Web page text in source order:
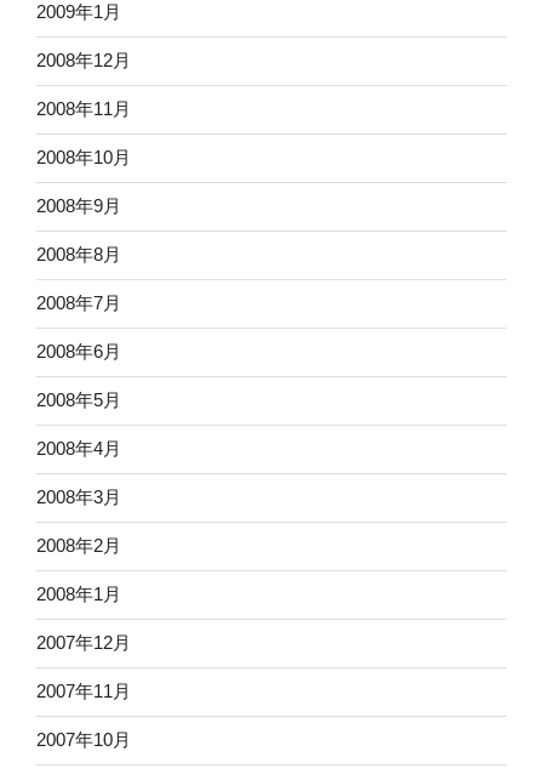
2009年1月
2008年12月
2008年11月
2008年10月
2008年9月
2008年8月
2008年7月
2008年6月
2008年5月
2008年4月
2008年3月
2008年2月
2008年1月
2007年12月
2007年11月
2007年10月